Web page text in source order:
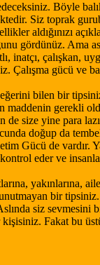
Böyle
Siz toprak
aldığınızı
gördünüz. Ama
inatçı, çalışkan,
Çalışma gücü ve
bilen bir
maddenin gerekli
size yine para
doğup da
Gücü de vardır.
eder ve
yakınlarına,
unutmayan bir
siz sevmesini
kişisiniz. Fakat bu